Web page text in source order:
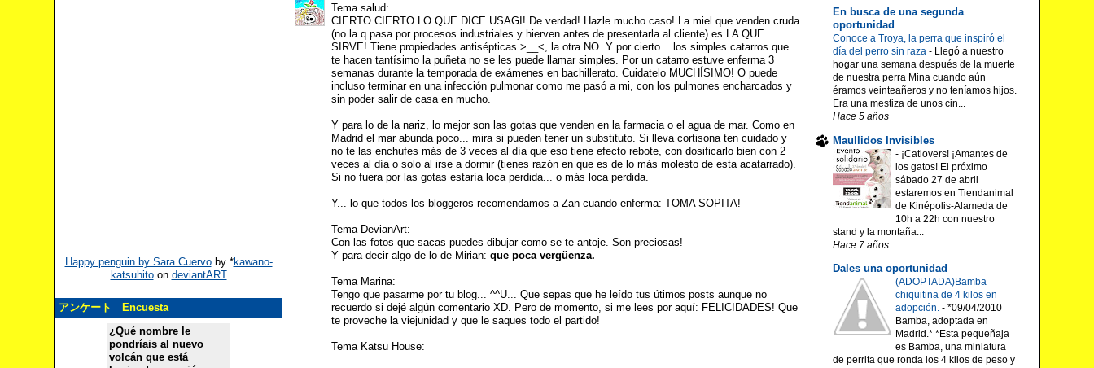
Happy penguin by Sara Cuervoby *kawano-
katsuhitoon deviantART
アンケート Encuesta
¿Qué nombre le
pondríais al nuevo
volcán que está
Tema salud:
CIERTO CIERTO LO QUE DICE USAGI! De verdad! Hazle mucho caso! La miel que venden cruda
(no la q pasa por procesos industriales y hierven antes de presentarla al cliente) es LA QUE
SIRVE! Tiene propiedades antisépticas >__<, la otra NO. Y por cierto... los simples catarros que
te hacen tantísimo la puñeta no se les puede llamar simples. Por un catarro estuve enferma 3
semanas durante la temporada de exámenes en bachillerato. Cuidatelo MUCHÍSIMO! O puede
incluso terminar en una infección pulmonar como me pasó a mi, con los pulmones encharcados y
sin poder salir de casa en mucho.
Y para lo de la nariz, lo mejor son las gotas que venden en la farmacia o el agua de mar. Como en
Madrid el mar abunda poco... mira si pueden tener un substituto. Si lleva cortisona ten cuidado y
no te las enchufes más de 3 veces al día que eso tiene efecto rebote, con dosificarlo bien con 2
veces al día o solo al irse a dormir (tienes razón en que es de lo más molesto de esta acatarrado).
Si no fuera por las gotas estaría loca perdida... o más loca perdida.
Y... lo que todos los bloggeros recomendamos a Zan cuando enferma: TOMA SOPITA!
Tema DevianArt:
Con las fotos que sacas puedes dibujar como se te antoje. Son preciosas!
Y para decir algo de lo de Mirian: que poca vergüenza.
Tema Marina:
Tengo que pasarme por tu blog... ^^U... Que sepas que he leído tus útimos posts aunque no
recuerdo si dejé algún comentario XD. Pero de momento, si me lees por aquí: FELICIDADES! Que
te proveche la viejunidad y que le saques todo el partido!
Tema Katsu House:
En busca de una segunda
oportunidad
Conoce a Troya, la perra que inspiró el
día del perro sin raza - Llegó a nuestro
hogar una semana después de la muerte
de nuestra perra Mina cuando aún
éramos veinteañeros y no teníamos hijos.
Era una mestiza de unos cin...
Hace 5 años
Maullidos Invisibles
- ¡Catlovers! ¡Amantes de
los gatos! El próximo
sábado 27 de abril
estaremos en Tiendanimal
de Kinépolis-Alameda de
10h a 22h con nuestro
stand y la montaña...
Hace 7 años
Dales una oportunidad
(ADOPTADA)Bamba
chiquitina de 4 kilos en
adopción. - *09/04/2010
Bamba, adoptada en
Madrid.* *Esta pequeñaja
es Bamba, una miniatura
de perrita que ronda los 4 kilos de peso y